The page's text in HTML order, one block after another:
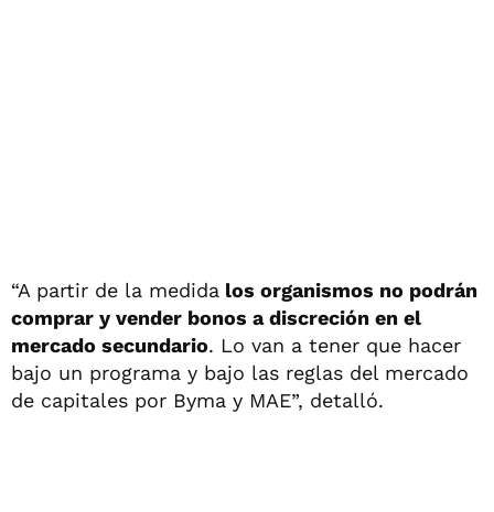
“A partir de la medida los organismos no podrán
comprar y vender bonos a discreción en el
mercado secundario. Lo van a tener que hacer
bajo un programa y bajo las reglas del mercado
de capitales por Byma y MAE”, detalló.